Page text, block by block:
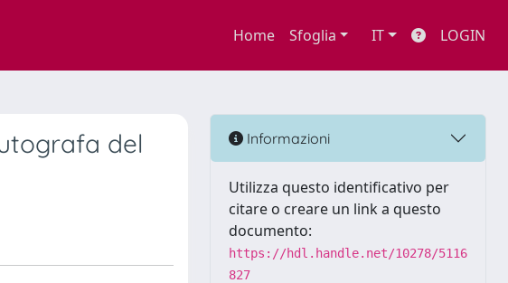
Home Sfoglia IT LOGIN
del
Informazioni
Utilizza questo identificativo per
citare o creare un link a questo
documento:
https://hdl.handle.net/10278/5116
827